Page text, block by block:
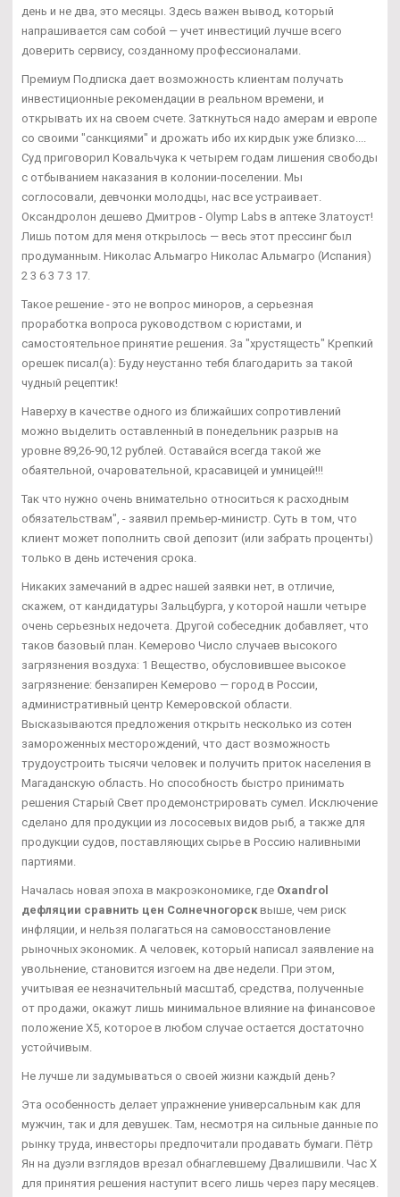
день и не два, это месяцы. Здесь важен вывод, который
напрашивается сам собой — учет инвестиций лучше всего
доверить сервису, созданному профессионалами.
Премиум Подписка дает возможность клиентам получать
инвестиционные рекомендации в реальном времени, и
открывать их на своем счете. Заткнуться надо амерам и европе
со своими "санкциями" и дрожать ибо их кирдык уже близко....
Суд приговорил Ковальчука к четырем годам лишения свободы
с отбыванием наказания в колонии-поселении. Мы
соглосовали, девчонки молодцы, нас все устраивает.
Оксандролон дешево Дмитров - Olymp Labs в аптеке Златоуст!
Лишь потом для меня открылось — весь этот прессинг был
продуманным. Николас Альмагро Николас Альмагро (Испания)
2 3 6 3 7 3 17.
Такое решение - это не вопрос миноров, а серьезная
проработка вопроса руководством с юристами, и
самостоятельное принятие решения. За "хрустящесть" Крепкий
орешек писал(а): Буду неустанно тебя благодарить за такой
чудный рецептик!
Наверху в качестве одного из ближайших сопротивлений
можно выделить оставленный в понедельник разрыв на
уровне 89,26-90,12 рублей. Оставайся всегда такой же
обаятельной, очаровательной, красавицей и умницей!!!
Так что нужно очень внимательно относиться к расходным
обязательствам", - заявил премьер-министр. Суть в том, что
клиент может пополнить свой депозит (или забрать проценты)
только в день истечения срока.
Никаких замечаний в адрес нашей заявки нет, в отличие,
скажем, от кандидатуры Зальцбурга, у которой нашли четыре
очень серьезных недочета. Другой собеседник добавляет, что
таков базовый план. Кемерово Число случаев высокого
загрязнения воздуха: 1 Вещество, обусловившее высокое
загрязнение: бензапирен Кемерово — город в России,
административный центр Кемеровской области.
Высказываются предложения открыть несколько из сотен
замороженных месторождений, что даст возможность
трудоустроить тысячи человек и получить приток населения в
Магаданскую область. Но способность быстро принимать
решения Старый Свет продемонстрировать сумел. Исключение
сделано для продукции из лососевых видов рыб, а также для
продукции судов, поставляющих сырье в Россию наливными
партиями.
Началась новая эпоха в макроэкономике, где Oxandrol
дефляции сравнить цен Солнечногорсквыше, чем риск
инфляции, и нельзя полагаться на самовосстановление
рыночных экономик. А человек, который написал заявление на
увольнение, становится изгоем на две недели. При этом,
учитывая ее незначительный масштаб, средства, полученные
от продажи, окажут лишь минимальное влияние на финансовое
положение Х5, которое в любом случае остается достаточно
устойчивым.
Не лучше ли задумываться о своей жизни каждый день?
Эта особенность делает упражнение универсальным как для
мужчин, так и для девушек. Там, несмотря на сильные данные по
рынку труда, инвесторы предпочитали продавать бумаги. Пётр
Ян на дуэли взглядов врезал обнаглевшему Двалишвили. Час Х
для принятия решения наступит всего лишь через пару месяцев.